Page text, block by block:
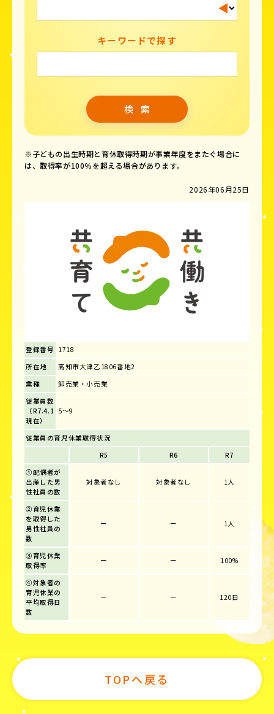
キーワードで探す
※子どもの出生時期と育休取得時期が事業年度をまたぐ場合に
は、取得率が100％を超える場合があります。
2026年06月25日
登録番号 1718
所在地
高知市大津乙1806番地2
業種
卸売業・小売業
従業員数
（R7.4.1
現在）
5～9
従業員の育児休業取得状況
R5
R6
R7
①配偶者が
出産した男
性社員の数
対象者なし 対象者なし 1人
②育児休業
を取得した
男性社員の
数
ー ー 1人
③育児休業
取得率
ー ー 100%
④対象者の
育児休業の
平均取得日
数
ー ー 120日
TOPへ戻る